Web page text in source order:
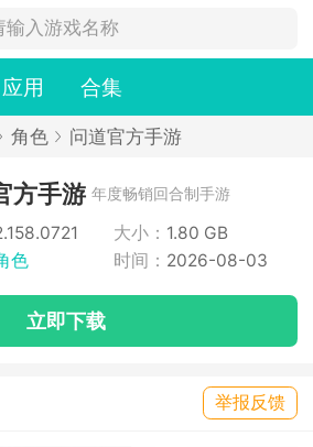
应用 合集
角色 问道官方手游
方手游 年度畅销回合制手游
大小： 1.80 GB
色 时间： 2026-08-03
立即下载
举报反馈